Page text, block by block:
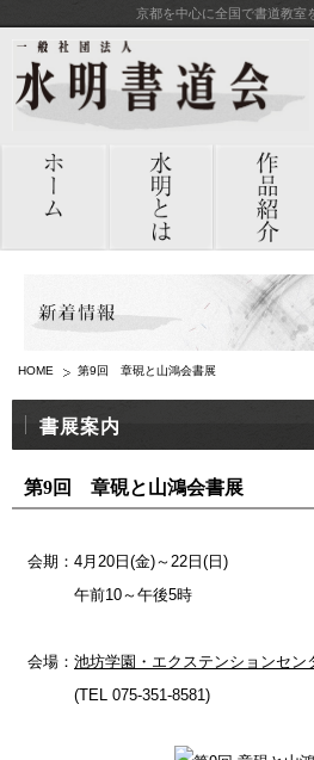
京都を中心に全国で書道教室
HOME 第9回 章硯と山鴻会書展
書展案内
第9回 章硯と山鴻会書展
会期：4月20日(金)～22日(日)
午前10～午後5時
会場： 池坊学園・エクステンションセン
(TEL 075-351-8581)